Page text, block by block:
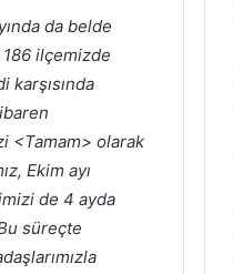
da belde
ilçemizde
karşısında
<Tamam> olarak
Ekim ayı
de 4 ayda
süreçte